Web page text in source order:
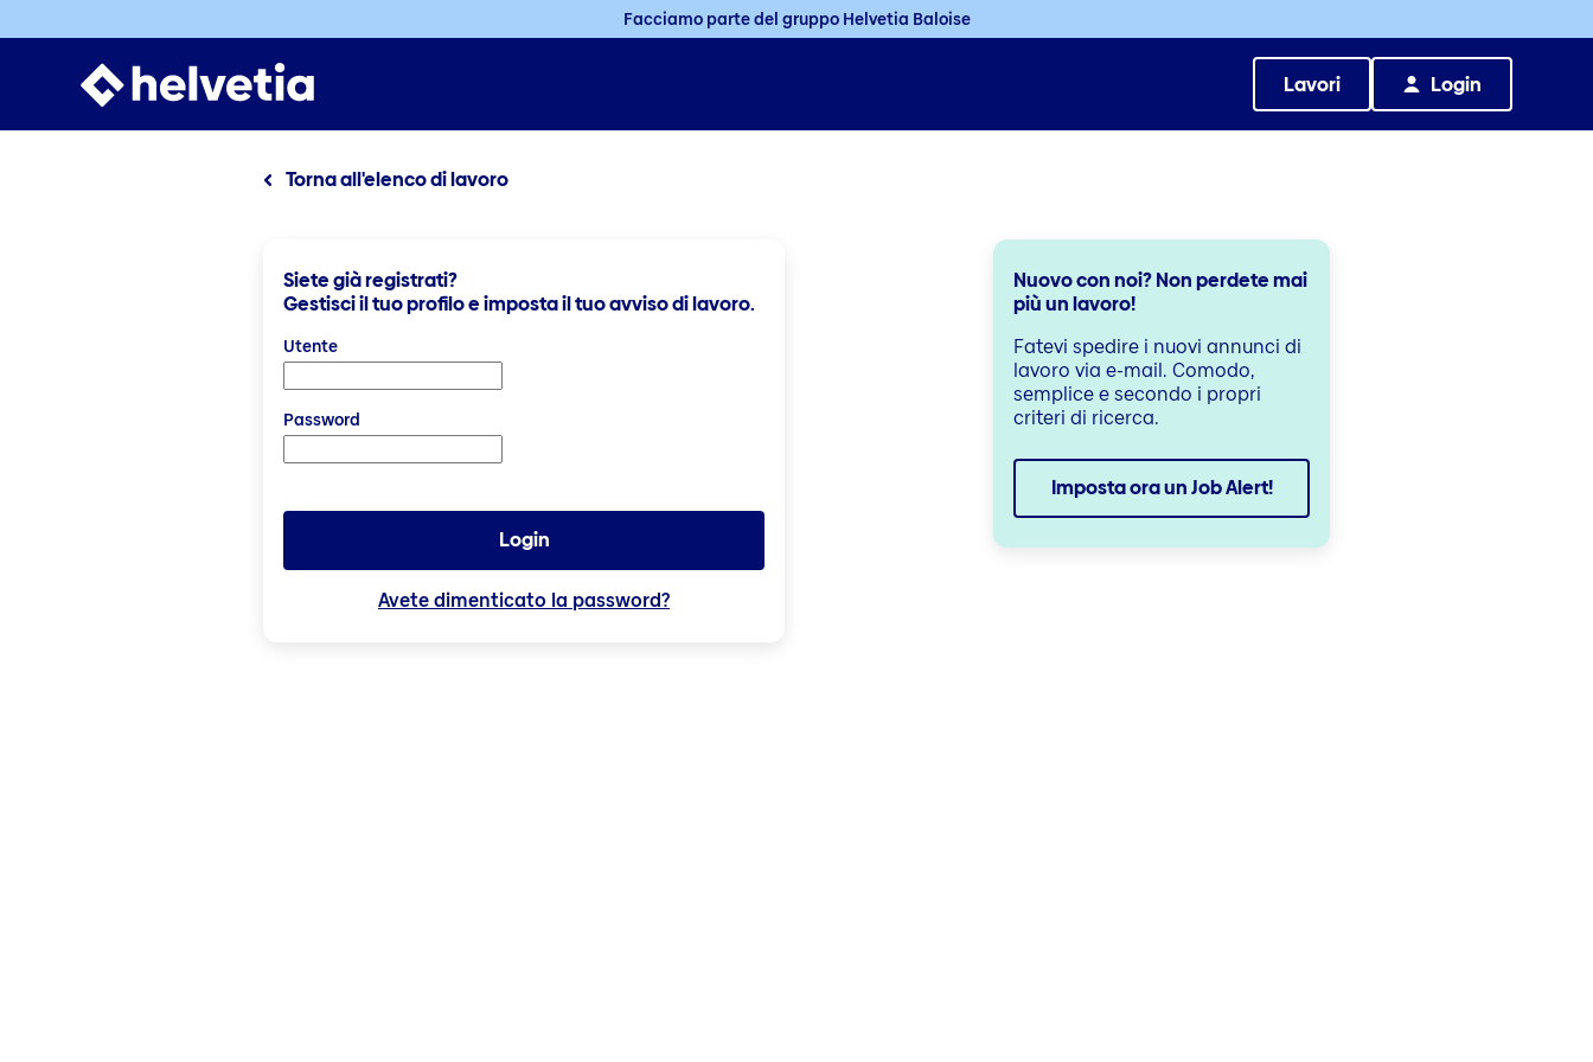
Facciamo parte del gruppo Helvetia Baloise
Lavori Login
Torna all'elenco di lavoro
Siete già registrati?
Gestisci il tuo profilo e imposta il tuo avviso di lavoro.
Login: utente e password
Utente
Password
Login
Avete dimenticato la password?
Nuovo con noi? Non perdete mai
più un lavoro!
Fatevi spedire i nuovi annunci di
lavoro via e-mail. Comodo,
semplice e secondo i propri
criteri di ricerca.
Imposta ora un Job Alert!